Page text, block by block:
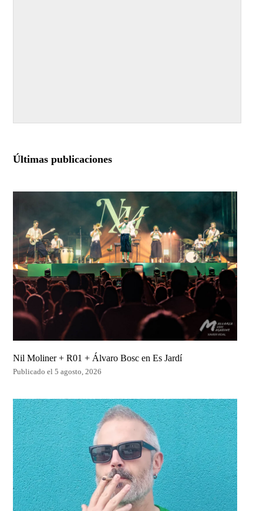
Últimas publicaciones
Nil Moliner + R01 + Álvaro Bosc en Es Jardí
Publicado el 5 agosto, 2026